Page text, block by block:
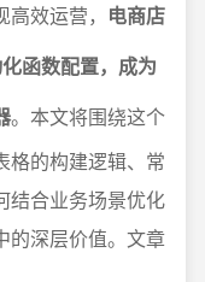
效运营， 电商店
函数配置，成为
。本文将围绕这个
格的构建逻辑、常
结合业务场景优化
的深层价值。文章